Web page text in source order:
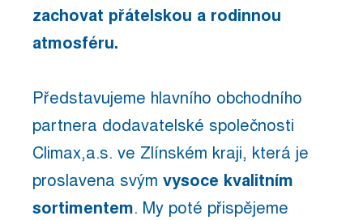
zachovat přátelskou a rodinnou
atmosféru.
Představujeme hlavního obchodního
partnera dodavatelské společnosti
Climax,a.s. ve Zlínském kraji, která je
proslavena svým vysoce kvalitním
sortimentem. My poté přispějeme